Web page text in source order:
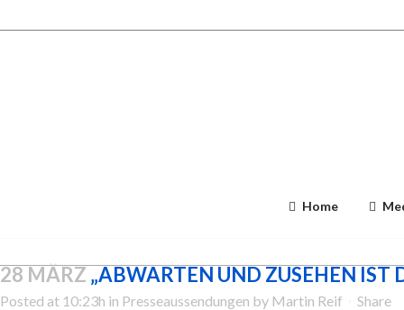
Home
28 MÄRZ „ABWARTEN UND ZUSEHEN IST
Posted at 10:23h in Presseaussendungen by Martin Reif Share